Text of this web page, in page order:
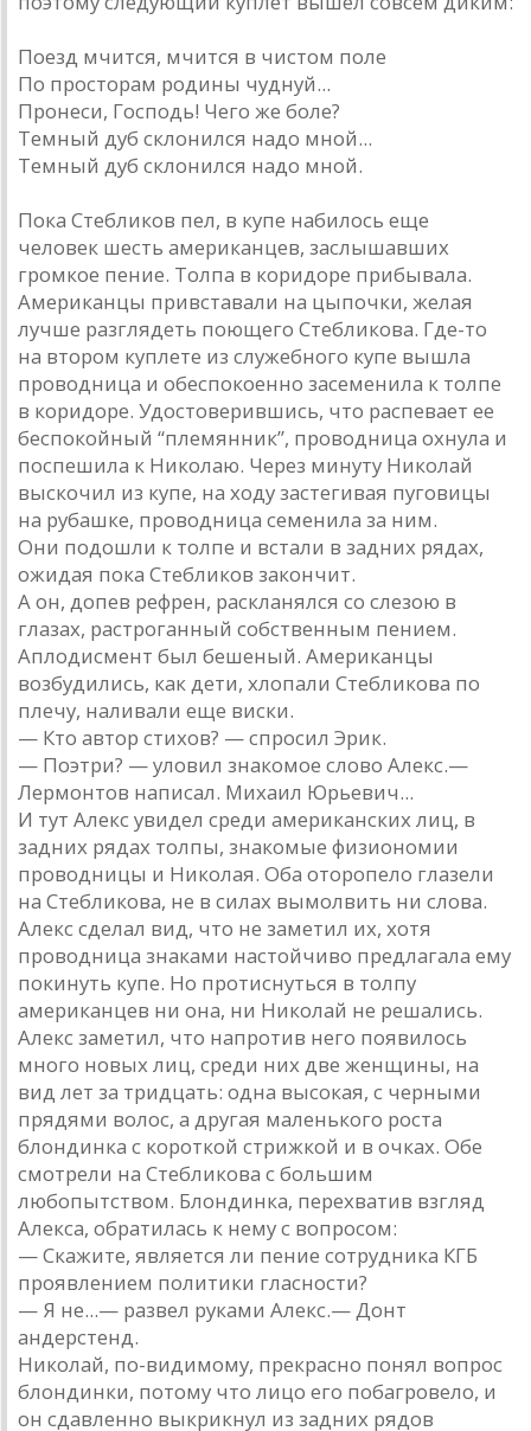
Поезд мчится, мчится в чистом поле
По просторам родины чуднуй...
Пронеси, Господь! Чего же боле?
Темный дуб склонился надо мной...
Темный дуб склонился надо мной.
Пока Стебликов пел, в купе набилось еще
человек шесть американцев, заслышавших
громкое пение. Толпа в коридоре прибывала.
Американцы привставали на цыпочки, желая
лучше разглядеть поющего Стебликова. Где-то
на втором куплете из служебного купе вышла
проводница и обеспокоенно засеменила к толпе
в коридоре. Удостоверившись, что распевает ее
беспокойный “племянник”, проводница охнула и
поспешила к Николаю. Через минуту Николай
выскочил из купе, на ходу застегивая пуговицы
на рубашке, проводница семенила за ним.
Они подошли к толпе и встали в задних рядах,
ожидая пока Стебликов закончит.
А он, допев рефрен, раскланялся со слезою в
глазах, растроганный собственным пением.
Аплодисмент был бешеный. Американцы
возбудились, как дети, хлопали Стебликова по
плечу, наливали еще виски.
— Кто автор стихов? — спросил Эрик.
— Поэтри? — уловил знакомое слово Алекс.—
Лермонтов написал. Михаил Юрьевич...
И тут Алекс увидел среди американских лиц, в
задних рядах толпы, знакомые физиономии
проводницы и Николая. Оба оторопело глазели
на Стебликова, не в силах вымолвить ни слова.
Алекс сделал вид, что не заметил их, хотя
проводница знаками настойчиво предлагала ему
покинуть купе. Но протиснуться в толпу
американцев ни она, ни Николай не решались.
Алекс заметил, что напротив него появилось
много новых лиц, среди них две женщины, на
вид лет за тридцать: одна высокая, с черными
прядями волос, а другая маленького роста
блондинка с короткой стрижкой и в очках. Обе
смотрели на Стебликова с большим
любопытством. Блондинка, перехватив взгляд
Алекса, обратилась к нему с вопросом:
— Скажите, является ли пение сотрудника КГБ
проявлением политики гласности?
— Я не...— развел руками Алекс.— Донт
андерстенд.
Николай, по-видимому, прекрасно понял вопрос
блондинки, потому что лицо его побагровело, и
он сдавленно выкрикнул из задних рядов